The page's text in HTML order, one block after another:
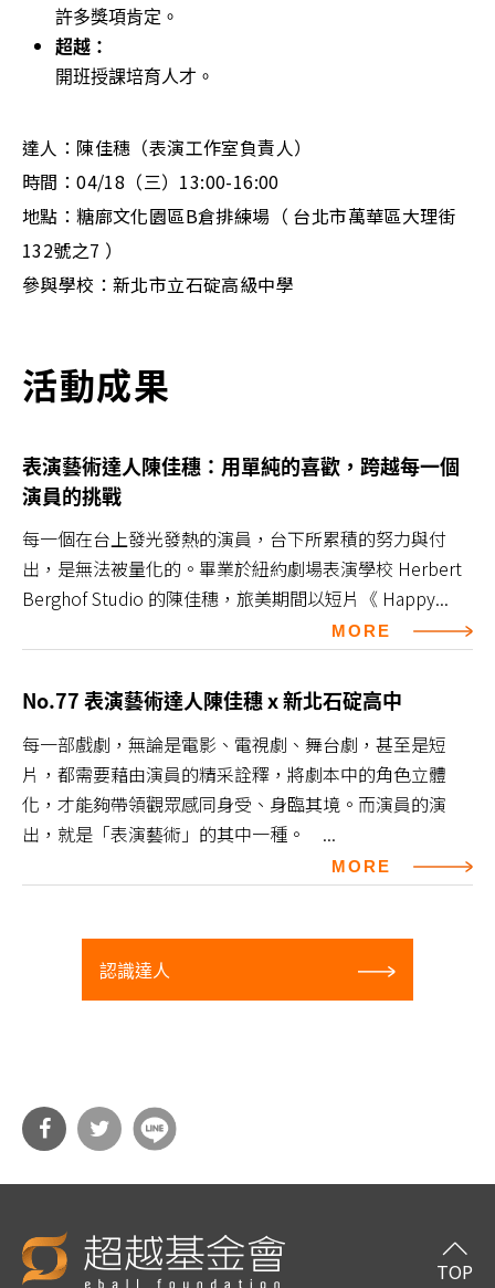
許多獎項肯定。
超越：
開班授課培育人才。
達人：陳佳穗（表演工作室負責人）
時間：04/18（三）13:00-16:00
地點：糖廍文化園區B倉排練場（ 台北市萬華區大理街
132號之7 ）
參與學校：新北市立石碇高級中學
活動成果
表演藝術達人陳佳穗：用單純的喜歡，跨越每一個
演員的挑戰
每一個在台上發光發熱的演員，台下所累積的努力與付
出，是無法被量化的。畢業於紐約劇場表演學校 Herbert
Berghof Studio 的陳佳穗，旅美期間以短片《 Happy...
MORE
No.77 表演藝術達人陳佳穗 x 新北石碇高中
每一部戲劇，無論是電影、電視劇、舞台劇，甚至是短
片，都需要藉由演員的精采詮釋，將劇本中的角色立體
化，才能夠帶領觀眾感同身受、身臨其境。而演員的演
出，就是「表演藝術」的其中一種。 ...
MORE
認識達人
cebo
witt
TOP